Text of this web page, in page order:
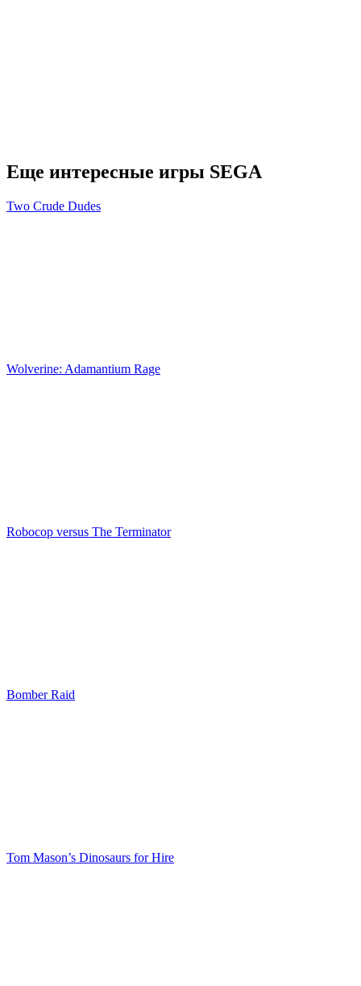
Еще интересные игры SEGA
Two Crude Dudes
Wolverine: Adamantium Rage
Robocop versus The Terminator
Bomber Raid
Tom Mason’s Dinosaurs for Hire